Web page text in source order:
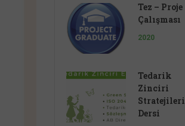
Tez – Proje
Çalışması
2020
Tedarik
Zinciri
Stratejileri
Dersi